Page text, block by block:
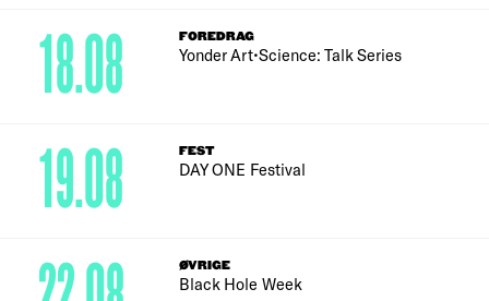
FOREDRAG
Yonder Art•Science: Talk Series
18.08
FEST
DAY ONE Festival
19.08
ØVRIGE
Black Hole Week